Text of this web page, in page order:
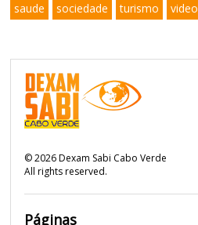
saude
sociedade turismo video
©2026Dexam Sabi Cabo Verde
All rights reserved.
Páginas